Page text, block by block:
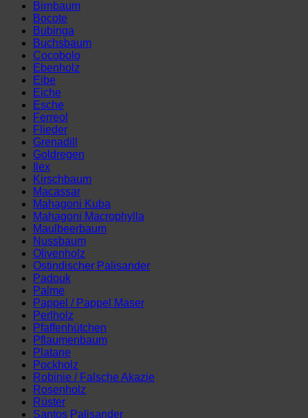
Birnbaum
Bocote
Bubinga
Buchsbaum
Cocobolo
Ebenholz
Eibe
Eiche
Esche
Ferreol
Flieder
Grenadill
Goldregen
Ilex
Kirschbaum
Macassar
Mahagoni Kuba
Mahagoni Macrophylla
Maulbeerbaum
Nussbaum
Olivenholz
Ostindischer Palisander
Padouk
Palme
Pappel / Pappel Maser
Perlholz
Pfaffenhütchen
Pflaumenbaum
Platane
Pockholz
Robinie / Falsche Akazie
Rosenholz
Rüster
Santos Palisander